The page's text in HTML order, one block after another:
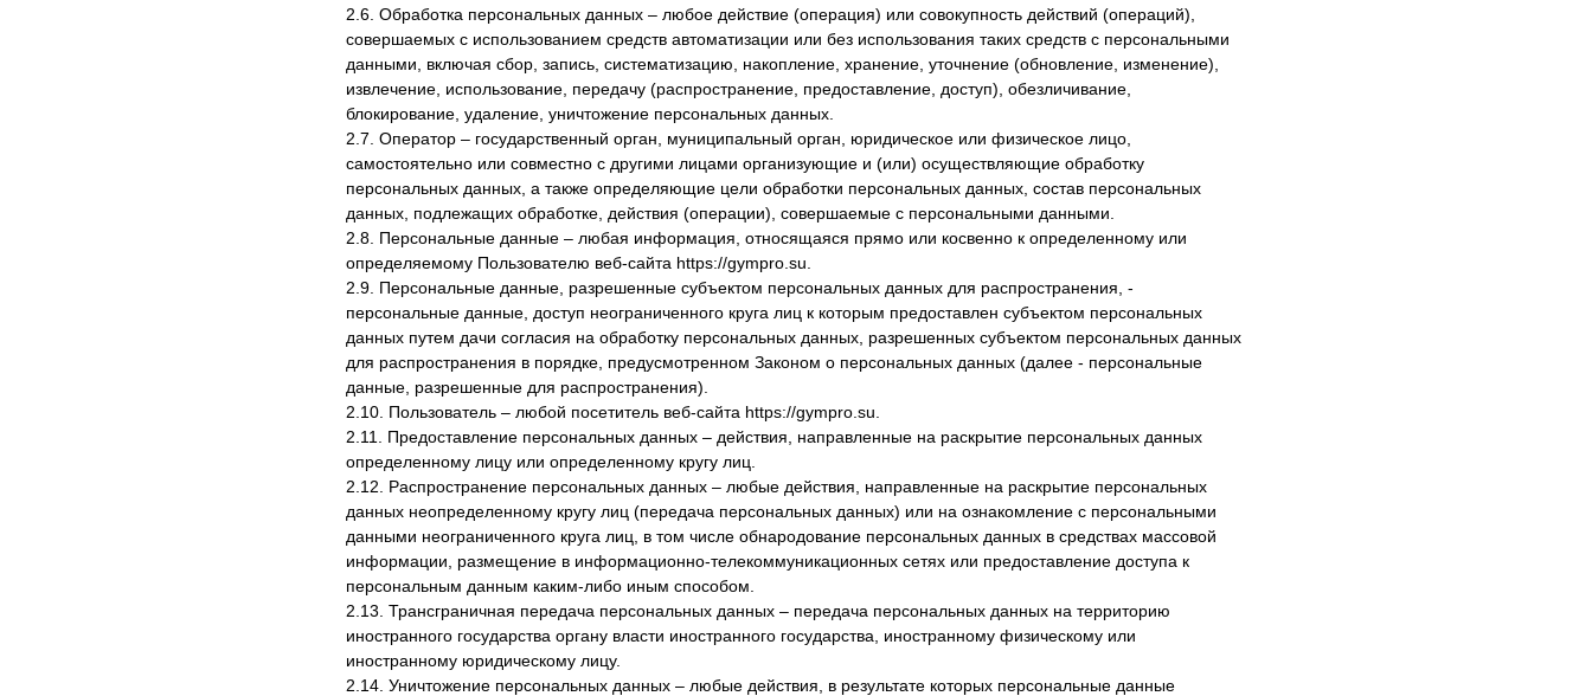
2.6. Обработка персональных данных – любое действие (операция) или совокупность действий (операций),
совершаемых с использованием средств автоматизации или без использования таких средств с персональными
данными, включая сбор, запись, систематизацию, накопление, хранение, уточнение (обновление, изменение),
извлечение, использование, передачу (распространение, предоставление, доступ), обезличивание,
блокирование, удаление, уничтожение персональных данных.
2.7. Оператор – государственный орган, муниципальный орган, юридическое или физическое лицо,
самостоятельно или совместно с другими лицами организующие и (или) осуществляющие обработку
персональных данных, а также определяющие цели обработки персональных данных, состав персональных
данных, подлежащих обработке, действия (операции), совершаемые с персональными данными.
2.8. Персональные данные – любая информация, относящаяся прямо или косвенно к определенному или
определяемому Пользователю веб-сайта https://gympro.su.
2.9. Персональные данные, разрешенные субъектом персональных данных для распространения, -
персональные данные, доступ неограниченного круга лиц к которым предоставлен субъектом персональных
данных путем дачи согласия на обработку персональных данных, разрешенных субъектом персональных данных
для распространения в порядке, предусмотренном Законом о персональных данных (далее - персональные
данные, разрешенные для распространения).
2.10. Пользователь – любой посетитель веб-сайта https://gympro.su.
2.11. Предоставление персональных данных – действия, направленные на раскрытие персональных данных
определенному лицу или определенному кругу лиц.
2.12. Распространение персональных данных – любые действия, направленные на раскрытие персональных
данных неопределенному кругу лиц (передача персональных данных) или на ознакомление с персональными
данными неограниченного круга лиц, в том числе обнародование персональных данных в средствах массовой
информации, размещение в информационно-телекоммуникационных сетях или предоставление доступа к
персональным данным каким-либо иным способом.
2.13. Трансграничная передача персональных данных – передача персональных данных на территорию
иностранного государства органу власти иностранного государства, иностранному физическому или
иностранному юридическому лицу.
2.14. Уничтожение персональных данных – любые действия, в результате которых персональные данные